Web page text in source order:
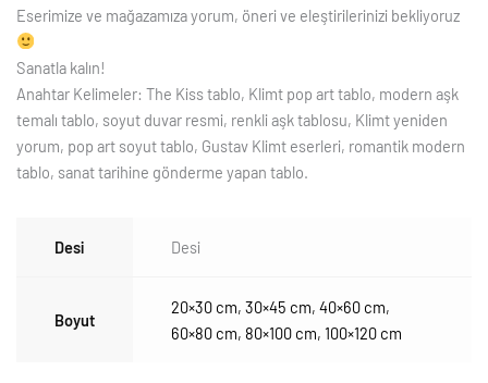
Eserimize ve mağazamıza yorum, öneri ve eleştirilerinizi bekliyoruz
Sanatla kalın!
Anahtar Kelimeler: The Kiss tablo, Klimt pop art tablo, modern aşk
temalı tablo, soyut duvar resmi, renkli aşk tablosu, Klimt yeniden
yorum, pop art soyut tablo, Gustav Klimt eserleri, romantik modern
tablo, sanat tarihine gönderme yapan tablo.
Desi Desi
Boyut
20×30 cm, 30×45 cm, 40×60 cm,
60×80 cm, 80×100 cm, 100×120 cm